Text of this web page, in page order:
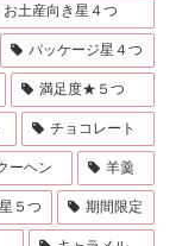
お土産向き星４つ
パッケージ星４つ
満足度★５つ
チョコレート
ーヘン 羊羹
５つ 期間限定